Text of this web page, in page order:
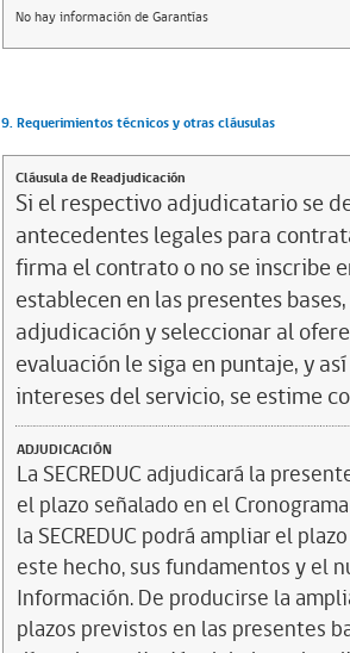
No hay información de Garantías
9. Requerimientos técnicos y otras cláusulas
Cláusula de Readjudicación
Si el respectivo adjudicatario se
antecedentes legales para
firma el contrato o no se inscribe
establecen en las presentes
adjudicación y seleccionar al
evaluación le siga en puntaje, y
intereses del servicio, se estime
ADJUDICACIÓN
La SECREDUC adjudicará la
el plazo señalado en el
la SECREDUC podrá ampliar el
este hecho, sus fundamentos y el
Información. De producirse la
plazos previstos en las presentes